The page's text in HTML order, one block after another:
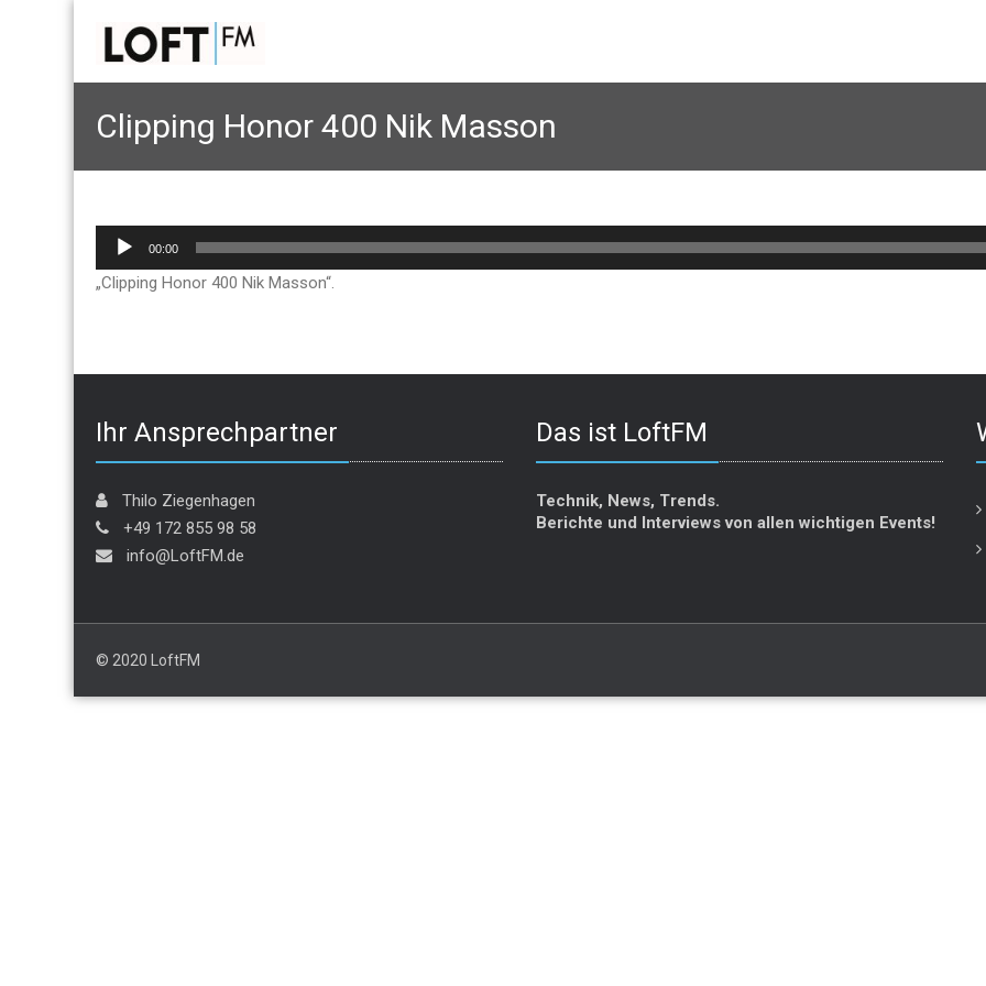
Clipping Honor 400 Nik Masson
Audio-
Player
00:00
„Clipping Honor 400 Nik Masson“.
Ihr Ansprechpartner
Thilo Ziegenhagen
+49 172 855 98 58
info@LoftFM.de
Das ist LoftFM
Technik, News, Trends.
Berichte und Interviews von allen wichtigen Events!
© 2020 LoftFM